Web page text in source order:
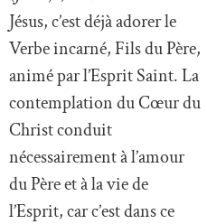
Jésus, c’est déjà adorer le
Verbe incarné, Fils du Père,
animé par l’Esprit Saint. La
contemplation du Cœur du
Christ conduit
nécessairement à l’amour
du Père et à la vie de
l’Esprit, car c’est dans ce